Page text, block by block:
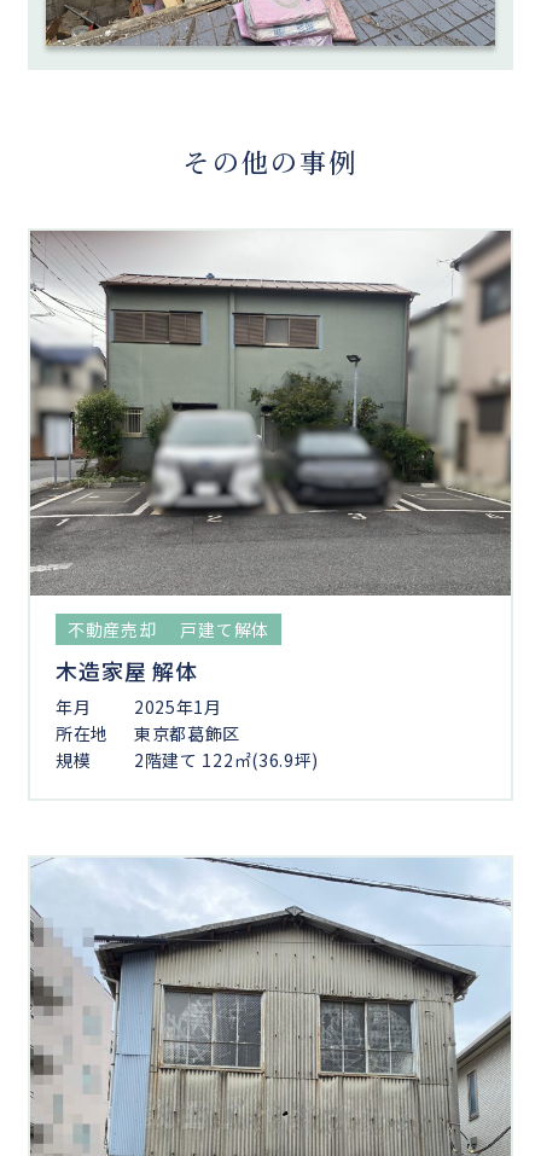
その他の事例
不動産売却 戸建て解体
木造家屋 解体
年月
2025年1月
所在地
東京都葛飾区
規模
2階建て 122㎡(36.9坪)